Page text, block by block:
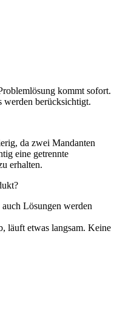
kommt sofort.
werden berücksichtigt.
da zwei Mandanten
eine getrennte
erhalten.
auch Lösungen werden
läuft etwas langsam. Keine